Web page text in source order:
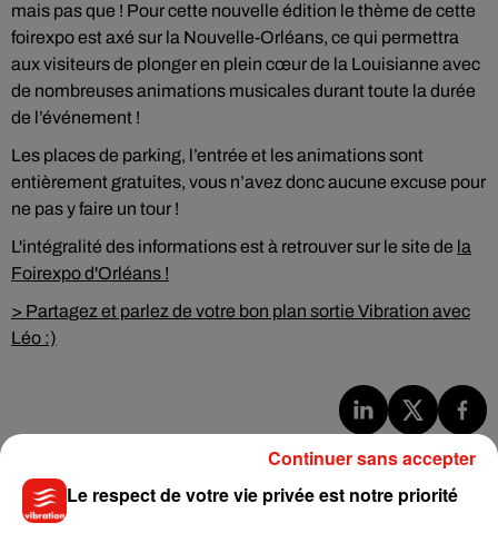
mais pas que ! Pour cette nouvelle édition le thème de cette
foirexpo est axé sur la Nouvelle-Orléans, ce qui permettra
aux visiteurs de plonger en plein cœur de la Louisianne avec
de nombreuses animations musicales durant toute la durée
de l’événement !
Les places de parking, l’entrée et les animations sont
entièrement gratuites, vous n’avez donc aucune excuse pour
ne pas y faire un tour !
L'intégralité des informations est à retrouver sur le site de la
Foirexpo d'Orléans !
> Partagez et parlez de votre bon plan sortie Vibration avec
Léo :)
Le respect de votre vie privée est notre priorité
Continuer sans accepter